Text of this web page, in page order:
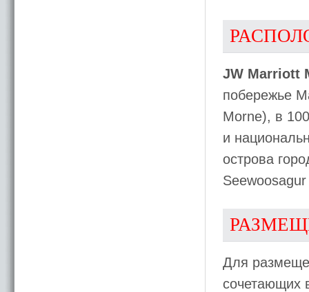
JW Marriott
побережье
Morne), в
и
острова
Для
сочетающих